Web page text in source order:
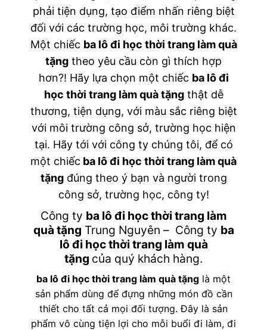
phải tiện dụng, tạo điểm nhấn riêng biệt
đối với các trường học, môi trường khác.
Một chiếc ba lô đi học thời trang làm quà
tặng theo yêu cầu còn gì thích hợp
hơn?! Hãy lựa chọn một chiếc ba lô đi
học thời trang làm quà tặngthật dễ
thương, tiện dụng, với màu sắc riêng biệt
với môi trường công sở, trường học hiện
tại. Hãy tới với công ty chúng tôi, để có
một chiếc ba lô đi học thời trang làm quà
tặngđúng theo ý bạn và người trong
công sở, trường học, công ty!
Công ty ba lô đi học thời trang làm
quà tặng Trung Nguyên – Công ty ba
lô đi học thời trang làm quà
tặng của quý khách hàng.
ba lô đi học thời trang làm quà tặng là một
sản phẩm dùng để đựng những món đồ cần
thiết cho tất cả mọi đối tượng. Đây là sản
phẩm vô cùng tiện lợi cho mỗi buổi đi làm, đi